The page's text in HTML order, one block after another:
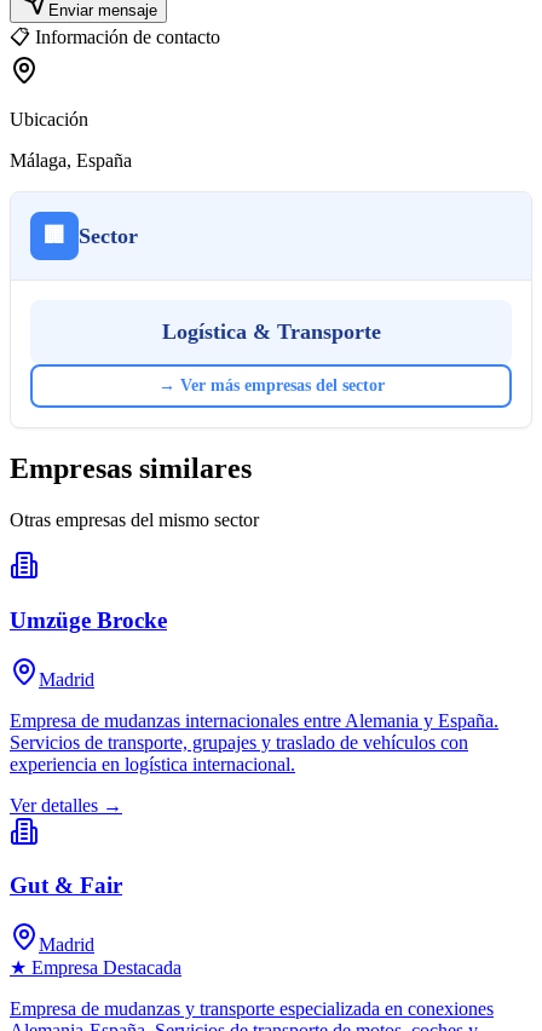
Enviar mensaje
📋 Información de contacto
Ubicación
Málaga, España
🏢 Sector
Logística & Transporte
→ Ver más empresas del sector
Empresas similares
Otras empresas del mismo sector
Umzüge Brocke
Madrid
Empresa de mudanzas internacionales entre Alemania y España.
Servicios de transporte, grupajes y traslado de vehículos con
experiencia en logística internacional.
Ver detalles →
Gut & Fair
Madrid
★ Empresa Destacada
Empresa de mudanzas y transporte especializada en conexiones